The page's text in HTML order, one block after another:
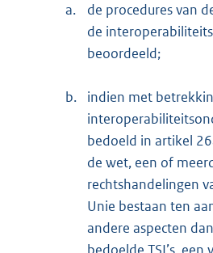
a.
de procedures van
de
beoordeeld;
b.
indien met
bedoeld in artikel
de wet, een of
rechtshandelingen
Unie bestaan ten
andere aspecten